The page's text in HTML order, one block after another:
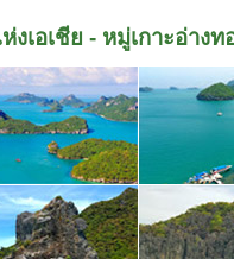
งเอเชีย - หมู่เกาะอ่าง